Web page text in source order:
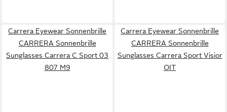
Carrera Eyewear Sonnenbrille
CARRERA Sonnenbrille
Sunglasses Carrera C Sport 03
807 M9
Carrera Eyewear Sonnenbrille
CARRERA Sonnenbrille
Sunglasses Carrera Sport Visior
OIT